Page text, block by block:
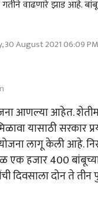
वाढणारे झाड आहे.
30 August 2021 06:09 PM
आणल्या आहेत.
यासाठी सरकार
लागू केली आहे.
एक हजार 400
दिवसाला दोन ते तीन